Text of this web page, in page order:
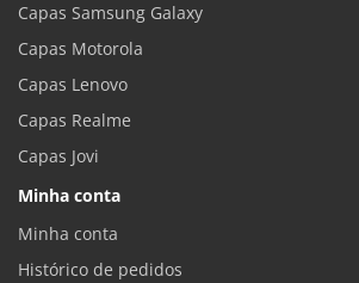
Capas Samsung Galaxy
Capas Motorola
Capas Lenovo
Capas Realme
Capas Jovi
Minha conta
Minha conta
Histórico de pedidos